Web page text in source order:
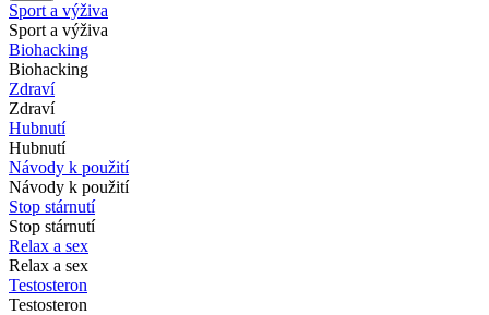
Sport a výživa
Sport a výživa
Biohacking
Biohacking
Zdraví
Zdraví
Hubnutí
Hubnutí
Návody k použití
Návody k použití
Stop stárnutí
Stop stárnutí
Relax a sex
Relax a sex
Testosteron
Testosteron